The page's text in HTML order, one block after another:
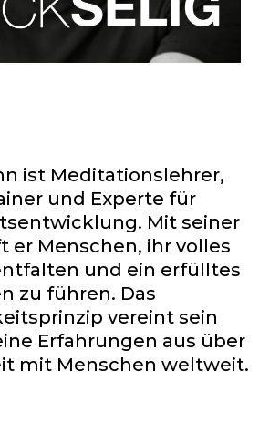
ist Meditationslehrer,
und Experte für
Mit seiner
er Menschen, ihr volles
und ein erfülltes
zu führen. Das
vereint sein
Erfahrungen aus über
mit Menschen weltweit.